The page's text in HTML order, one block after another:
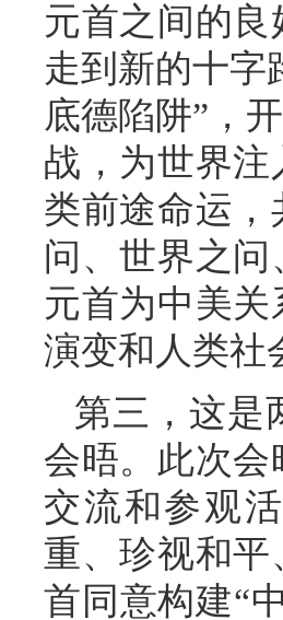
元首之间的
走到新的十字
底德陷阱”，
战，为世界
类前途命运
问、世界之
元首为中美
演变和人类社
第三，这是
会晤。此次
交流和参观
重、珍视和
首同意构建“